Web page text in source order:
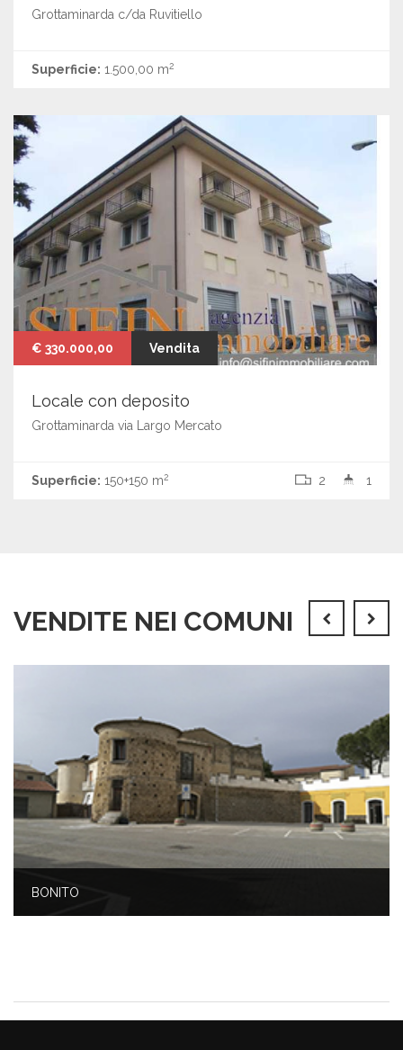
Grottaminarda c/da Ruvitiello
Superficie: 1.500,00 m2
€ 330.000,00 Vendita
Locale con deposito
Grottaminarda via Largo Mercato
Superficie: 150+150 m2 2 1
VENDITE NEI COMUNI
BONITO